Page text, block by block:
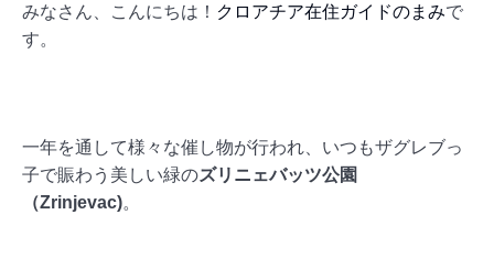
みなさん、こんにちは！ クロアチア在住ガイドのまみで
す。
一年を通して様々な催し物が行われ、いつもザグレブっ
子で賑わう美しい緑のズリニェバッツ公園
（Zrinjevac)。